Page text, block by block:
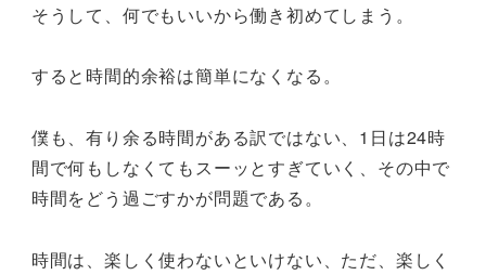
そうして、何でもいいから働き初めてしまう。
すると時間的余裕は簡単になくなる。
僕も、有り余る時間がある訳ではない、1日は24時
間で何もしなくてもスーッとすぎていく、その中で
時間をどう過ごすかが問題である。
時間は、楽しく使わないといけない、ただ、楽しく